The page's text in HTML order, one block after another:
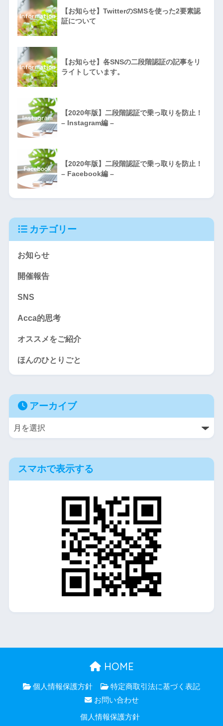
【お知らせ】TwitterのSMSを使った2要素認
証について
【お知らせ】各SNSの二段階認証の記事をリ
ライトしています。
【2020年版】二段階認証で乗っ取りを防止！
– Instagram編 –
【2020年版】二段階認証で乗っ取りを防止！
– Facebook編 –
カテゴリー
お知らせ
開催報告
SNS
Acca的思考
オススメをご紹介
ほんのひとりごと
アーカイブ
スマホで表示する
HOME
個人情報保護方針
特定商取引法に基づく表記
お問い合わせ
個人情報保護方針